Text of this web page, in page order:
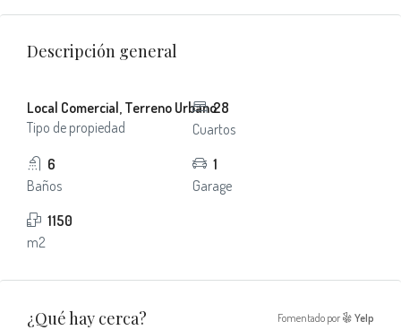
Descripción general
Local Comercial, Terreno Urbano
Tipo de propiedad
28
Cuartos
6
Baños
1
Garage
1150
m2
¿Qué hay cerca? Fomentado por Yelp